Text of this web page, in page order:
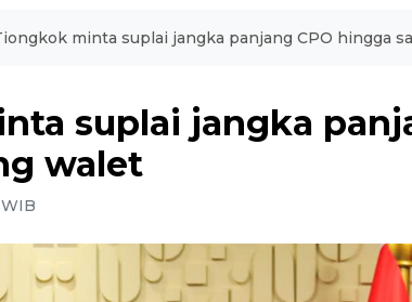
minta suplai jangka panjang CPO hingga
suplai jangka
walet